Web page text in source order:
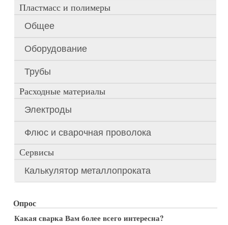
Пластмасс и полимеры
Общее
Оборудование
Трубы
Расходные материалы
Электроды
Флюс и сварочная проволока
Сервисы
Калькулятор металлопроката
Опрос
Какая сварка Вам более всего интересна?